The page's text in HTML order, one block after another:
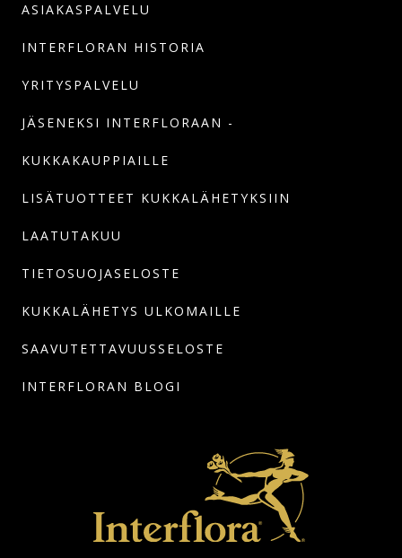
ASIAKASPALVELU
INTERFLORAN HISTORIA
YRITYSPALVELU
JÄSENEKSI INTERFLORAAN -
KUKKAKAUPPIAILLE
LISÄTUOTTEET KUKKALÄHETYKSIIN
LAATUTAKUU
TIETOSUOJASELOSTE
KUKKALÄHETYS ULKOMAILLE
SAAVUTETTAVUUSSELOSTE
INTERFLORAN BLOGI